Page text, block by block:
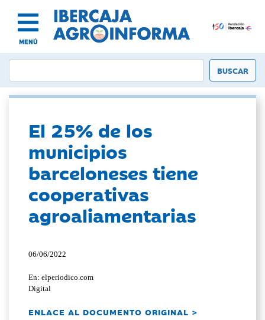
MENÚ
El 25% de los
municipios
barceloneses tiene
cooperativas
agroaliamentarias
06/06/2022
En: elperiodico.com
Digital
ENLACE AL DOCUMENTO ORIGINAL >